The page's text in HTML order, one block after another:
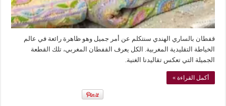
قفطان بالساري الهندي سنتكلم عن أمر جميل وهو ظاهرة رائعة في عالم
الخياطة التقليدية المغربية. الكل يعرف القفطان المغربي، تلك القطعة
الجميلة التي تعكس تقاليدنا الغنية.
أكمل القراءة »